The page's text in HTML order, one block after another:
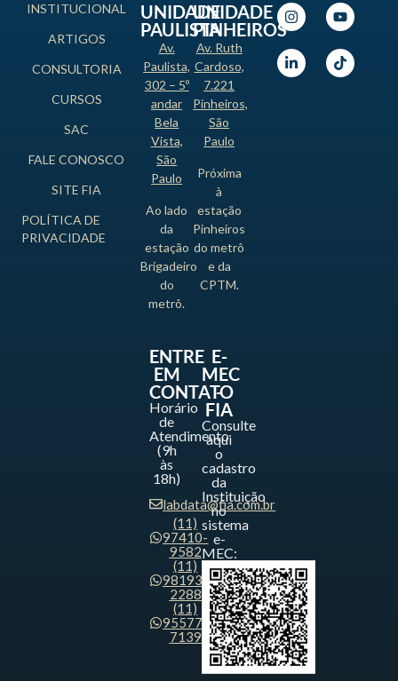
INSTITUCIONAL
ARTIGOS
CONSULTORIA
CURSOS
SAC
FALE CONOSCO
SITE FIA
POLÍTICA DE
PRIVACIDADE
UNIDADE
PAULISTA
Av.
Paulista,
302 – 5º
andar
Bela
Vista,
São
Paulo
Ao lado
da
estação
Brigadeiro
do
metrô.
UNIDADE
PINHEIROS
Av. Ruth
Cardoso,
7.221
Pinheiros,
São
Paulo
Próxima
à
estação
Pinheiros
do metrô
e da
CPTM.
ENTRE
EM
CONTATO
Horário
de
Atendimento
(9h
às
18h)
labdata@fia.com.br
(11)
97410-
9582
(11)
98193-
2288
(11)
95577-
7139
E-
MEC
-
FIA
Consulte
aqui
o
cadastro
da
Instituição
no
sistema
e-
MEC: